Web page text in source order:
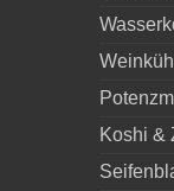
Koshi &